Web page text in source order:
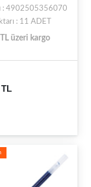
: 4902505356070
: 11 ADET
üzeri kargo
TL